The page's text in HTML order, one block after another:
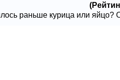
раньше курица или яйцо?